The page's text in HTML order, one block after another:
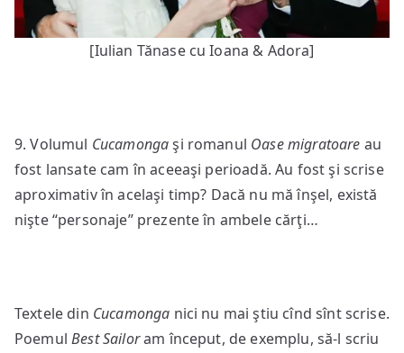
[Iulian Tănase cu Ioana & Adora]
9. Volumul Cucamongaşi romanul Oase migratoare au
fost lansate cam în aceeaşi perioadă. Au fost şi scrise
aproximativ în acelaşi timp? Dacă nu mă înşel, există
nişte “personaje” prezente în ambele cărţi…
Textele din Cucamonga nici nu mai ştiu cînd sînt scrise.
PoemulBest Sailoram început, de exemplu, să-l scriu